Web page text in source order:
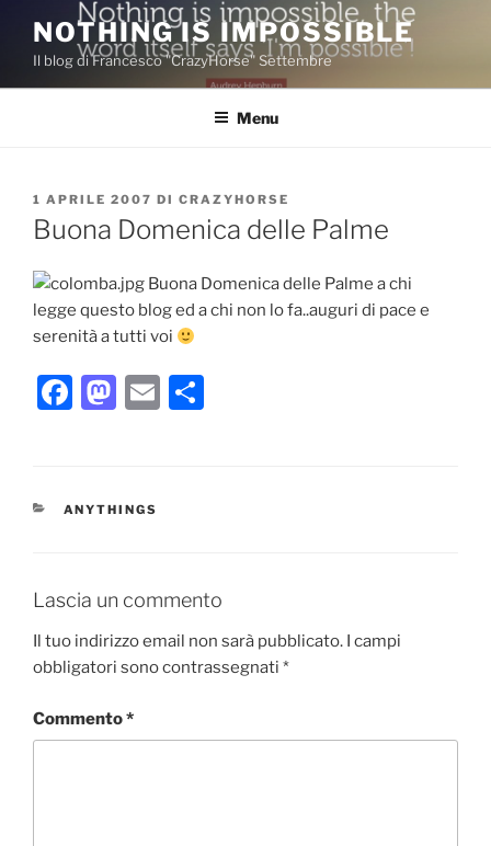
contenuto
NOTHING IS IMPOSSIBLE
Il blog di Francesco "CrazyHorse" Settembre
Menu
PUBBLICATO
IL
1 APRILE 2007 DI CRAZYHORSE
Buona Domenica delle Palme
Buona Domenica delle Palme a chi
legge questo blog ed a chi non lo fa..auguri di pace e
serenità a tutti voi
F
e
o
k
M
o
n
E
CATEGORIE
ANYTHINGS
Lascia un commento
Il tuo indirizzo email non sarà pubblicato. I campi
obbligatori sono contrassegnati *
Commento*